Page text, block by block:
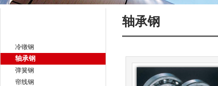
冷镦钢
轴承钢
弹簧钢
帘线钢
轴承钢